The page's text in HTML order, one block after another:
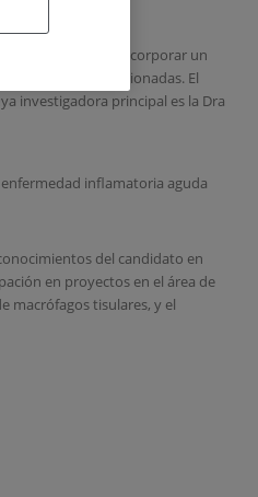
FJD necesitamos incorporar un
relacionadas. El
investigadora principal es la Dra
inflamatoria aguda
del candidato en
en proyectos en el área de
macrófagos tisulares, y el